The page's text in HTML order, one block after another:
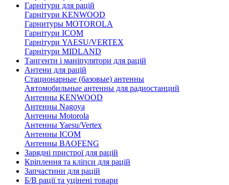
Гарнітури для рацій
Гарнітури KENWOOD
Гарнитуры MOTOROLA
Гарнітури ICOM
Гарнітури YAESU/VERTEX
Гарнітури MIDLAND
Тангенти і маніпулятори для рацій
Антени для рацій
Стационарные (базовые) антенны
Автомобильные антенны для радиостанций
Антенны KENWOOD
Антенны Nagoya
Антенны Motorola
Антенны Yaesu/Vertex
Антенны ICOM
Антенны BAOFENG
Зарядні пристрої для рацій
Кріплення та кліпси для рацій
Запчастини для рацій
Б/В рації та уцінені товари